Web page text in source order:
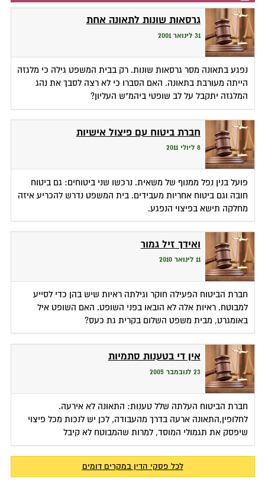
גרסאות שונות לתאונה אחת
31 לינואר 2001
נפגע בתאונה מסר גרסאות שונות. רק בבית המשפט גילה כי מלגזה
הייתה מעורבת בתאונה. האם הסברו כי לא רצה לסבך את נהג
המלגזה יתקבל על לב שופטי ביהמ"ש העליון?
חברת ביטוח עם פיצול אישיות
8 ליולי 2011
פועל בנין נפל ממנוף של משאית. נרכשו שני ביטוחים: גם ביטוח
חובה וגם ביטוח אחריות מעבידים. בית המשפט נדרש להכריע איזה
מחלקה תישא בפיצוי הנפגע.
ואידך זיל גמור
11 לינואר 2010
חברת הביטוח הפעילה חוקר וגילתה ראיות שיש בהן כדי לסייע
למבוטח. ראיות אלה לא הובאו בפני השופט. האם השופט איל
באומגרט, מבית משפט השלום בקרית גת כעס?
אין די בטענות סתמיות
23 לנובמבר 2005
חברת הביטוח העלתה שלל טענות: התאונה לא אירעה.
לחלופין,התאונה ארעה בדרך מהעבודה, לכן יש לנכות מכל פיצוי
שיפסק את תגמולי המוסד, למרות שהמבוטח לא קיבל
לכל פסקי הדין במקרים דומים